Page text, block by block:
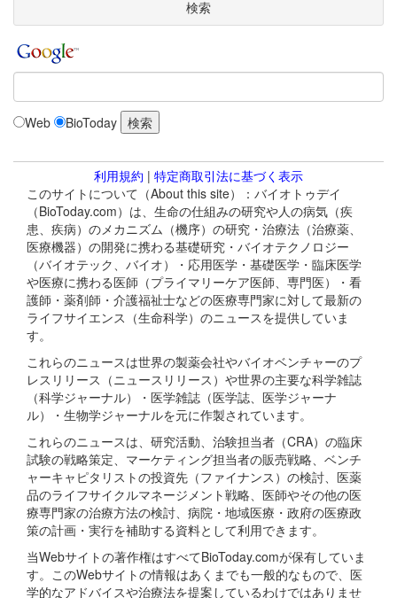
検索
Web BioToday
利用規約 | 特定商取引法に基づく表示
このサイトについて（About this site）：バイオトゥデイ
（BioToday.com）は、生命の仕組みの研究や人の病気（疾
患、疾病）のメカニズム（機序）の研究・治療法（治療薬、
医療機器）の開発に携わる基礎研究・バイオテクノロジー
（バイオテック、バイオ）・応用医学・基礎医学・臨床医学
や医療に携わる医師（プライマリーケア医師、専門医）・看
護師・薬剤師・介護福祉士などの医療専門家に対して最新の
ライフサイエンス（生命科学）のニュースを提供していま
す。
これらのニュースは世界の製薬会社やバイオベンチャーのプ
レスリリース（ニュースリリース）や世界の主要な科学雑誌
（科学ジャーナル）・医学雑誌（医学誌、医学ジャーナ
ル）・生物学ジャーナルを元に作製されています。
これらのニュースは、研究活動、治験担当者（CRA）の臨床
試験の戦略策定、マーケティング担当者の販売戦略、ベンチ
ャーキャピタリストの投資先（ファイナンス）の検討、医薬
品のライフサイクルマネージメント戦略、医師やその他の医
療専門家の治療方法の検討、病院・地域医療・政府の医療政
策の計画・実行を補助する資料として利用できます。
当Webサイトの著作権はすべてBioToday.comが保有していま
す。このWebサイトの情報はあくまでも一般的なもので、医
学的なアドバイスや治療法を提案しているわけではありませ